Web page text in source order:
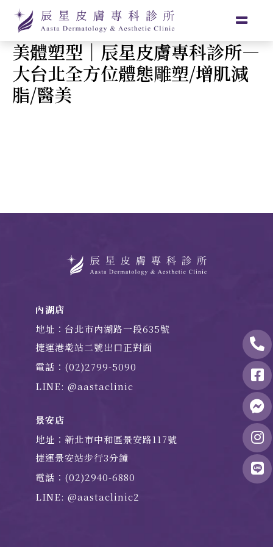
美體塑型｜辰星皮膚專科診所—
大台北全方位體態雕塑/增肌減
脂/醫美
內湖店
地址：台北市內湖路一段635號
捷運港墘站二號出口正對面
電話：(02)2799-5090
LINE: @aastaclinic
景安店
地址：新北市中和區景安路117號
捷運景安站步行3分鐘
電話：(02)2940-6880
LINE: @aastaclinic2